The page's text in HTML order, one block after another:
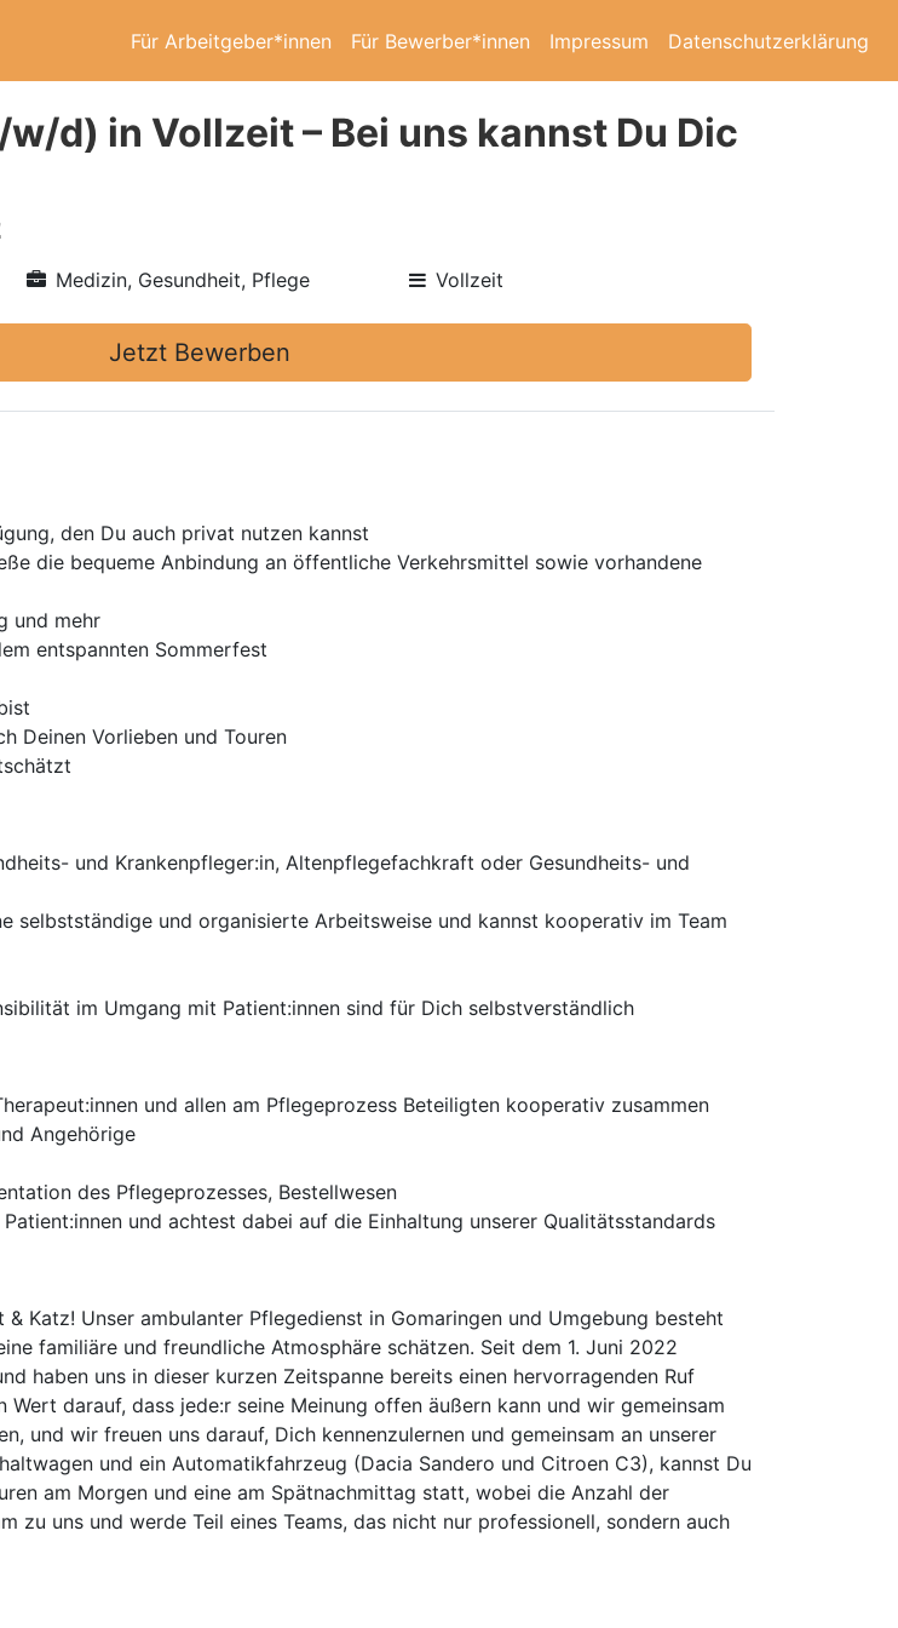
Für Arbeitgeber*innen Für Bewerber*innen Impressum Datenschutzerklärung
d) in Vollzeit – Bei uns kannst Du Dic
Medizin, Gesundheit, Pflege Vollzeit
Jetzt Bewerben
den Du auch privat nutzen kannst
die bequeme Anbindung an öffentliche Verkehrsmittel sowie vorhandene
und mehr
entspannten Sommerfest
Deinen Vorlieben und Touren
und Krankenpfleger:in, Altenpflegefachkraft oder Gesundheits- und
selbstständige und organisierte Arbeitsweise und kannst kooperativ im Team
im Umgang mit Patient:innen sind für Dich selbstverständlich
und allen am Pflegeprozess Beteiligten kooperativ zusammen
Angehörige
des Pflegeprozesses, Bestellwesen
und achtest dabei auf die Einhaltung unserer Qualitätsstandards
Katz! Unser ambulanter Pflegedienst in Gomaringen und Umgebung besteht
familiäre und freundliche Atmosphäre schätzen. Seit dem 1. Juni 2022
haben uns in dieser kurzen Zeitspanne bereits einen hervorragenden Ruf
darauf, dass jede:r seine Meinung offen äußern kann und wir gemeinsam
und wir freuen uns darauf, Dich kennenzulernen und gemeinsam an unserer
und ein Automatikfahrzeug (Dacia Sandero und Citroen C3), kannst Du
am Morgen und eine am Spätnachmittag statt, wobei die Anzahl der
zu uns und werde Teil eines Teams, das nicht nur professionell, sondern auch